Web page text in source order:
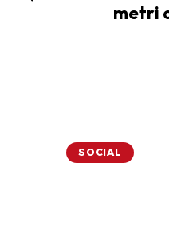
metri
SOCIAL